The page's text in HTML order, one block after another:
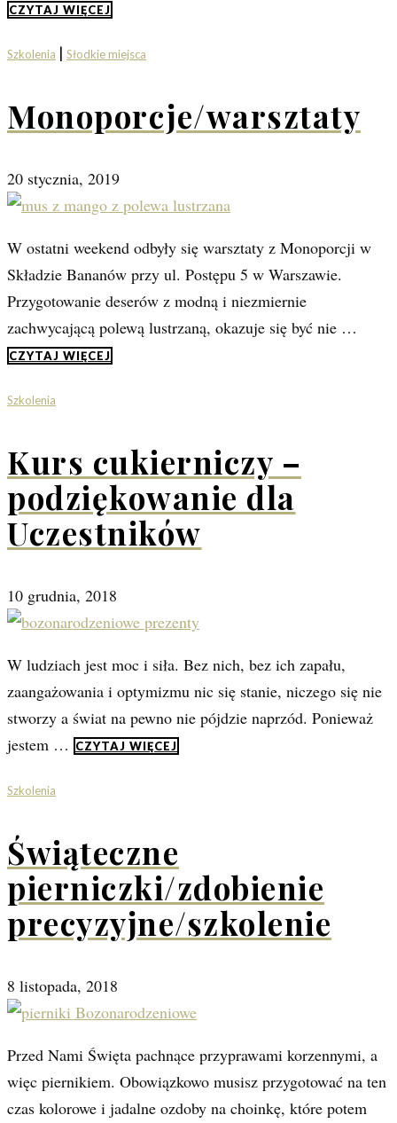
CZYTAJ WIĘCEJ
Szkolenia | Słodkie miejsca
Monoporcje/warsztaty
20 stycznia, 2019
W ostatni weekend odbyły się warsztaty z Monoporcji w
Składzie Bananów przy ul. Postępu 5 w Warszawie.
Przygotowanie deserów z modną i niezmiernie
zachwycającą polewą lustrzaną, okazuje się być nie …
CZYTAJ WIĘCEJ
Szkolenia
Kurs cukierniczy –
podziękowanie dla
Uczestników
10 grudnia, 2018
W ludziach jest moc i siła. Bez nich, bez ich zapału,
zaangażowania i optymizmu nic się stanie, niczego się nie
stworzy a świat na pewno nie pójdzie naprzód. Ponieważ
jestem …
CZYTAJ WIĘCEJ
Szkolenia
Świąteczne
pierniczki/zdobienie
precyzyjne/szkolenie
8 listopada, 2018
Przed Nami Święta pachnące przyprawami korzennymi, a
więc piernikiem. Obowiązkowo musisz przygotować na ten
czas kolorowe i jadalne ozdoby na choinkę, które potem